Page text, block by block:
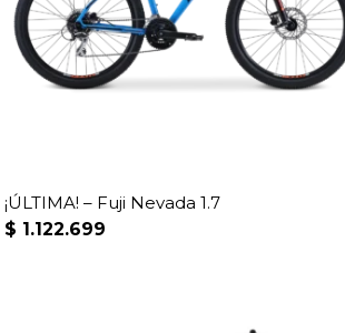
¡ÚLTIMA! – Fuji Nevada 1.7
$ 1.122.699